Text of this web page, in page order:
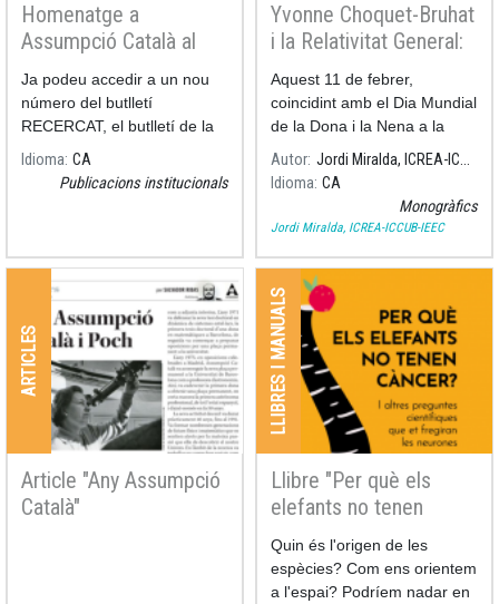
Homenatge a
Assumpció Català al
butlletí RECERCAT
Ja podeu accedir a un nou
número del butlletí
RECERCAT, el butlletí de la
recerca a Catalunya, aquest
mes dedicat a commemorar
Idioma CA
Publicacions institucionals
Yvonne Choquet-Bruhat
i la Relativitat General:
La Fructificació de la
Relació entre
Matemàtiques i Física
Aquest 11 de febrer,
coincidint amb el Dia Mundial
de la Dona i la Nena a la
Ciència, ens va deixar una
gran científica i matemàtica:
Yvonne Choquet-Bruhat.
Autor
Jordi Miralda, ICREA-ICCUB-IEEC
Idioma CA
Monogràfics
Jordi Miralda, ICREA-ICCUB-IEEC
ARTICLES
Article "Any Assumpció
Català"
LLIBRES I MANUALS
Llibre "Per què els
elefants no tenen
càncer"
Quin és l'origen de les
espècies? Com ens orientem
a l'espai? Podríem nadar en